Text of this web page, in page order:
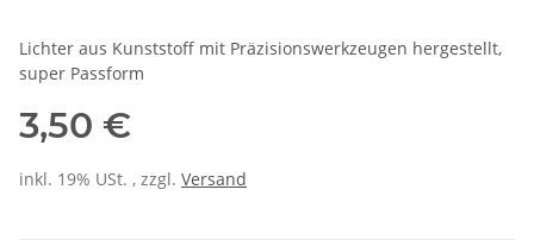
Lichter aus Kunststoff mit Präzisionswerkzeugen hergestellt,
super Passform
3,50 €
inkl. 19% USt. , zzgl. Versand